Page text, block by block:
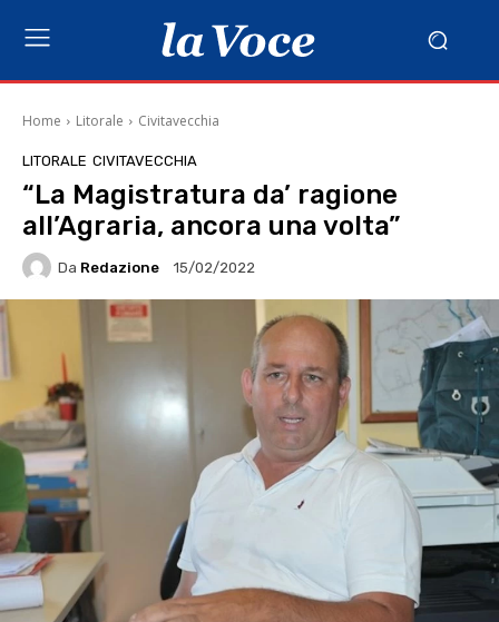
Home Litorale Civitavecchia
LITORALE CIVITAVECCHIA
“La Magistratura da’ ragione
all’Agraria, ancora una volta”
Da Redazione 15/02/2022